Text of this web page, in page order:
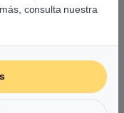
consulta nuestra